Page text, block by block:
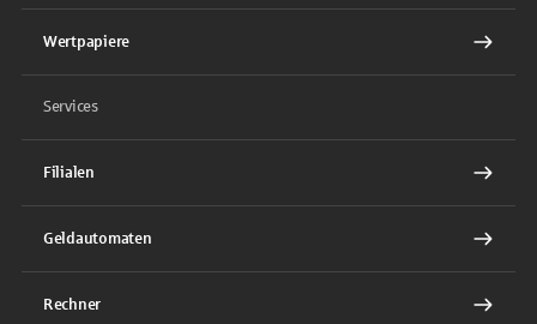
Wertpapiere
Services
Filialen
Geldautomaten
Rechner